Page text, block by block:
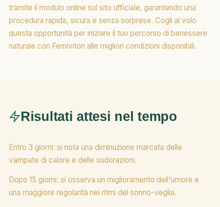
tramite il modulo online sul sito ufficiale, garantendo una
procedura rapida, sicura e senza sorprese. Cogli al volo
questa opportunità per iniziare il tuo percorso di benessere
naturale con Femiviton alle migliori condizioni disponibili.
Risultati attesi nel tempo
Entro 3 giorni: si nota una diminuzione marcata delle
vampate di calore e delle sudorazioni.
Dopo 15 giorni: si osserva un miglioramento dell'umore e
una maggiore regolarità nei ritmi del sonno-veglia.